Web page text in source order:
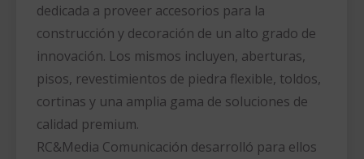
dedicada a proveer accesorios para la
construcción y decoración de un alto grado de
innovación. Los mismos incluyen, aberturas,
pisos, revestimientos de piedra flexible, toldos,
cortinas y una amplia gama de soluciones de
calidad premium.
RC&Media Comunicación desarrolló para ellos